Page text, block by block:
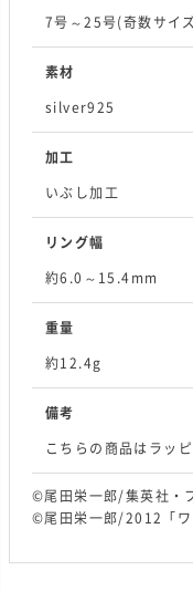
7号～25号(奇数サイ
素材
silver925
加工
いぶし加工
リング幅
約6.0～15.4mm
重量
約12.4g
備考
こちらの商品はラッ
©尾田栄一郎/集英社・
©尾田栄一郎/2012「ワ